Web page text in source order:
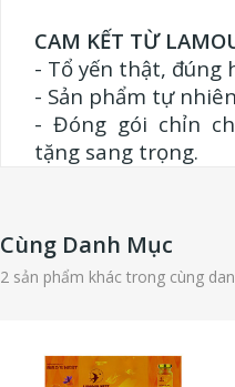
CAM KẾT TỪ
- Tổ yến thật, đúng
- Sản phẩm tự
- Đóng gói chỉn
tặng sang trọng.
Cùng Danh Mục
2 sản phẩm khác trong cùng